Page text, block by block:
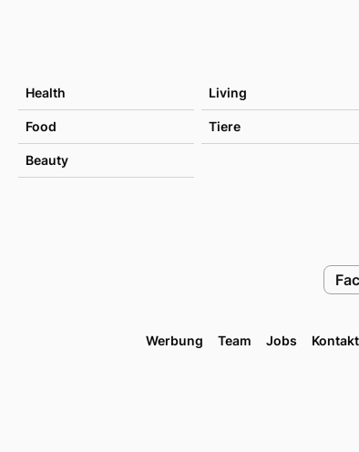
Health Living
Food Tiere
Beauty
Werbung Team Jobs Kontakt